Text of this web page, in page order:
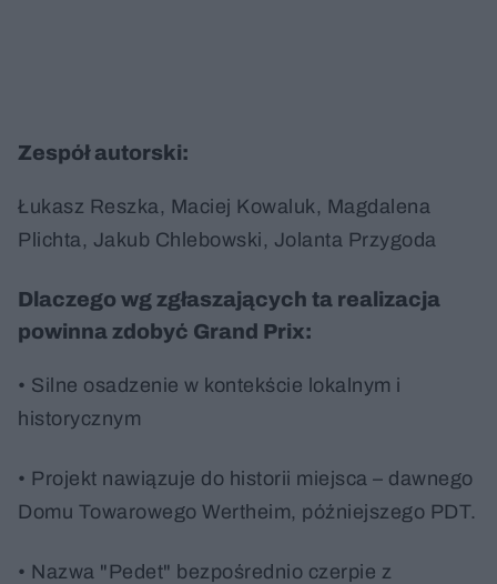
Zespół autorski:
Łukasz Reszka, Maciej Kowaluk, Magdalena
Plichta, Jakub Chlebowski, Jolanta Przygoda
Dlaczego wg zgłaszających ta realizacja
powinna zdobyć Grand Prix:
• Silne osadzenie w kontekście lokalnym i
historycznym
• Projekt nawiązuje do historii miejsca – dawnego
Domu Towarowego Wertheim, późniejszego PDT.
• Nazwa "Pedet" bezpośrednio czerpie z